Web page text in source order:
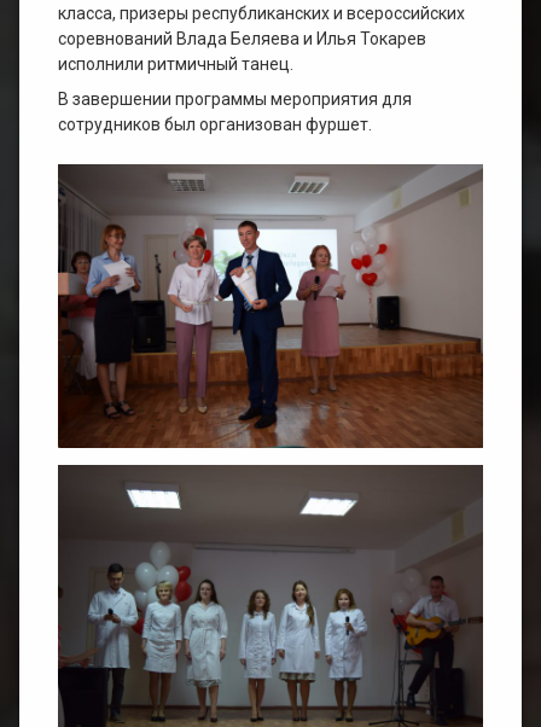
класса, призеры республиканских и всероссийских
соревнований Влада Беляева и Илья Токарев
исполнили ритмичный танец.
В завершении программы мероприятия для
сотрудников был организован фуршет.